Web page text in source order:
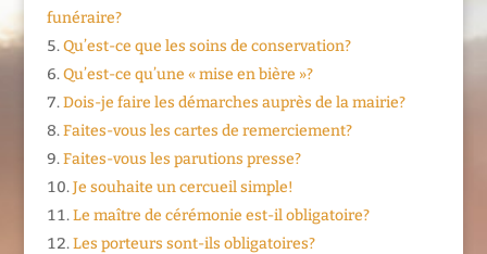
funéraire?
Qu’est-ce que les soins de conservation?
Qu’est-ce qu’une « mise en bière »?
Dois-je faire les démarches auprès de la mairie?
Faites-vous les cartes de remerciement?
Faites-vous les parutions presse?
Je souhaite un cercueil simple!
Le maître de cérémonie est-il obligatoire?
Les porteurs sont-ils obligatoires?